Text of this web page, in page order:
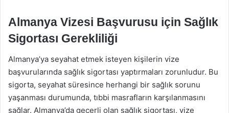
Almanya Vizesi Başvurusu için Sağlık
Sigortası Gerekliliği
Almanya’ya seyahat etmek isteyen kişilerin vize
başvurularında sağlık sigortası yaptırmaları zorunludur. Bu
sigorta, seyahat süresince herhangi bir sağlık sorunu
yaşanması durumunda, tıbbi masrafların karşılanmasını
sağlar. Almanya’da geçerli olan sağlık sigortası, vize